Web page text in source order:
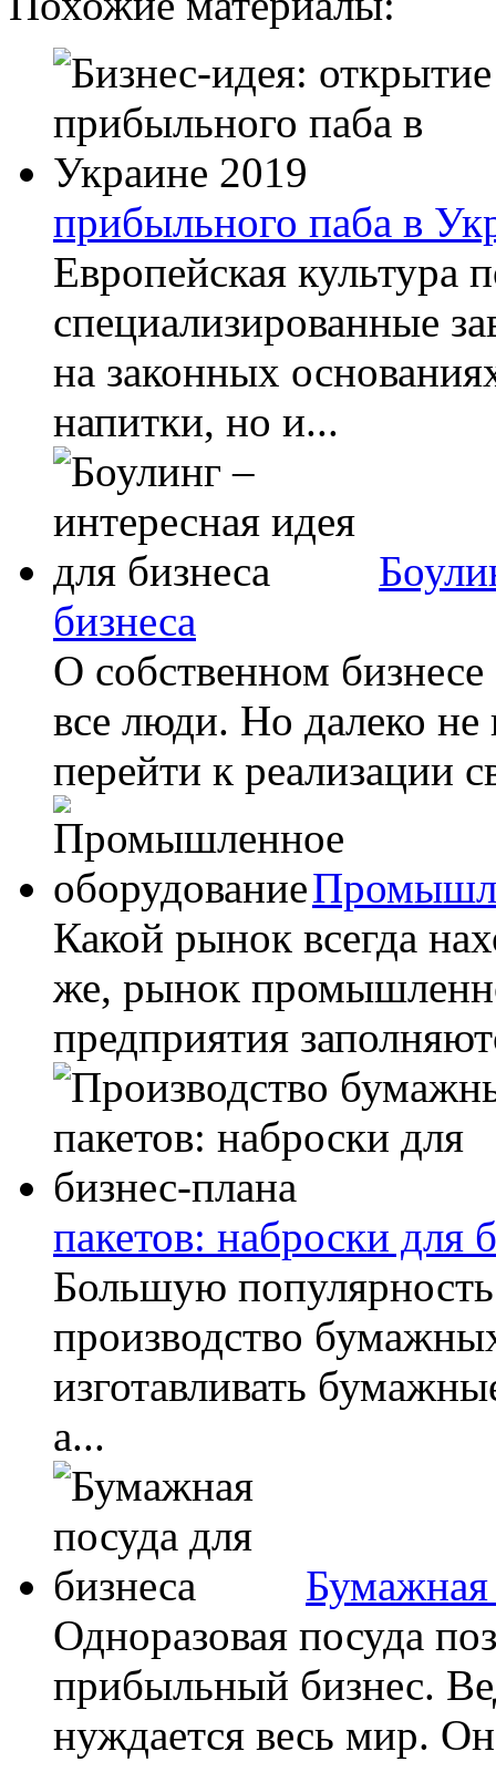
прибыльного паба в
Европейская культура
специализированные
на законных
напитки, но и...
бизнеса
О собственном
все люди. Но далеко не
перейти к реализации
Какой рынок всегда
же, рынок
предприятия
пакетов: наброски для
Большую
производство
изготавливать
а...
Бумажная
Одноразовая посуда
прибыльный бизнес.
нуждается весь мир.